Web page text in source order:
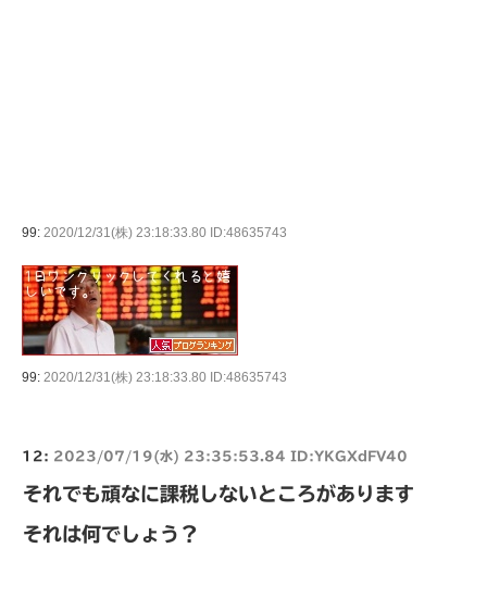
99: 2020/12/31(株) 23:18:33.80 ID:48635743
99: 2020/12/31(株) 23:18:33.80 ID:48635743
12: 2023/07/19(水) 23:35:53.84 ID:YKGXdFV40
それでも頑なに課税しないところがあります
それは何でしょう？